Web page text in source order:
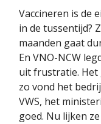
Vaccineren is de
in de tussentijd?
maanden gaat
En VNO-NCW
uit frustratie. Het
zo vond het
VWS, het
goed. Nu lijken